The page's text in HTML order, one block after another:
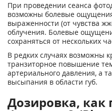
При проведении сеанса
возможны болевые
выраженности (от чувства
облучения. Болевые
сохраняться от нескольких
В редких случаях возможны
транзиторное повышение
артериального давления, а
высыпания в области губ.
Дозировка, как